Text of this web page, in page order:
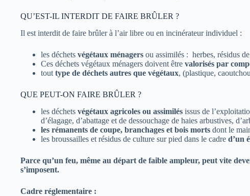
QU’EST-IL INTERDIT DE FAIRE BRÛLER ?
Il est interdit de faire brûler à l’air libre ou en incinérateur individuel :
les déchets végétaux ménagers ou assimilés : herbes, résidus
Ces déchets végétaux ménagers doivent être valorisés par
tout type de déchets autres que végétaux, (plastique,
QUE PEUT-ON FAIRE BRÛLER ?
les déchets végétaux agricoles ou assimilés issus de
d’élagage, d’abattage et de dessouchage de haies arbustives,
les rémanents de coupe, branchages et bois morts dont le
les broussailles et résidus de culture sur pied dans le cadre d’un
Parce qu’un feu, même au départ de faible ampleur, peut vite
s’imposent.
Cadre réglementaire :